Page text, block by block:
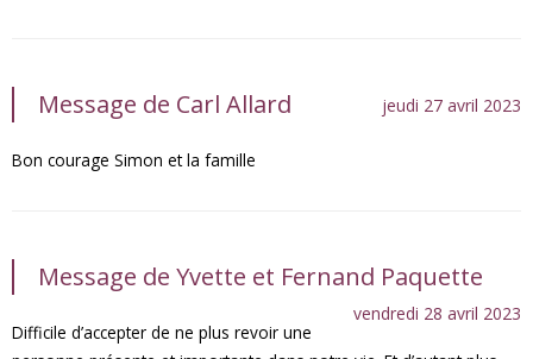
Message de Carl Allard jeudi 27 avril 2023
Bon courage Simon et la famille
Message de Yvette et Fernand Paquette
vendredi 28 avril 2023
Difficile d’accepter de ne plus revoir une